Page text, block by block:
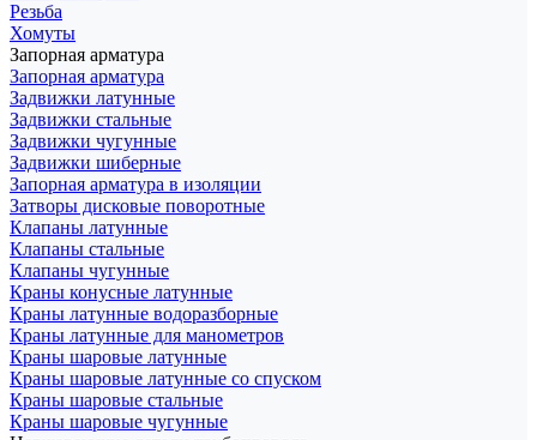
Резьба
Хомуты
Запорная арматура
Запорная арматура
Задвижки латунные
Задвижки стальные
Задвижки чугунные
Задвижки шиберные
Запорная арматура в изоляции
Затворы дисковые поворотные
Клапаны латунные
Клапаны стальные
Клапаны чугунные
Краны конусные латунные
Краны латунные водоразборные
Краны латунные для манометров
Краны шаровые латунные
Краны шаровые латунные со спуском
Краны шаровые стальные
Краны шаровые чугунные